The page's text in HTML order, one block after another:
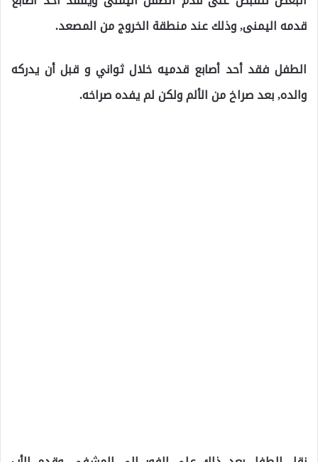
قدمه اليمنى, وذلك عند منطقة الخروج من المصعد.
الطفل فقد أحد أصابع قدميه خلال ثواني و قبل أن يدركه
والده, بعد صراخ من الألم ولكن لم يفده صراخه.